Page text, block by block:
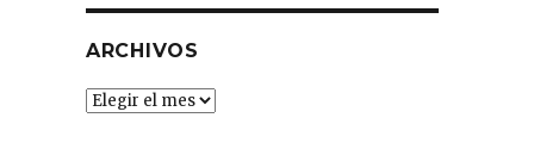
ARCHIVOS
Archivos